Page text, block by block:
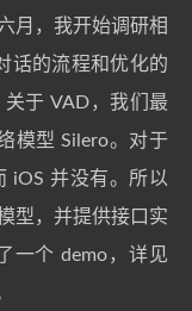
月，我开始调研相
话的流程和优化的
于 VAD，我们最
模型 Silero。对于
iOS 并没有。所以
型，并提供接口实
一个 demo，详见